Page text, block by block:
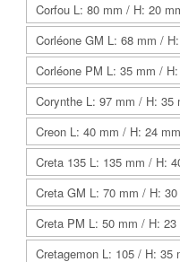
Corfou L: 80 mm / H: 20
Corléone GM L: 68 mm /
Corléone PM L: 35 mm /
Corynthe L: 97 mm / H: 35
Creon L: 40 mm / H: 24 mm
Creta 135 L: 135 mm / H:
Creta GM L: 70 mm / H: 30
Creta PM L: 50 mm / H: 23
Cretagemon L: 105 / H: 35